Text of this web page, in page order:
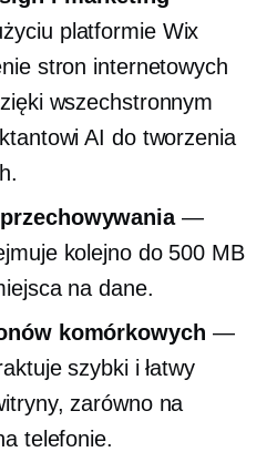
platformie Wix
stron internetowych
wszechstronnym
AI do tworzenia
—
kolejno do 500 MB
na dane.
komórkowych —
szybki i łatwy
zarówno na
telefonie.